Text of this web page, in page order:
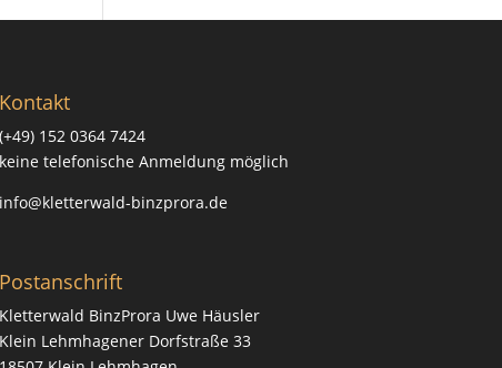
Kontakt
(+49) 152 0364 7424
keine telefonische Anmeldung möglich
info@kletterwald-binzprora.de
Postanschrift
Kletterwald BinzProra Uwe Häusler
Klein Lehmhagener Dorfstraße 33